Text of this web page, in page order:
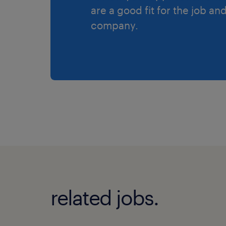
are a good fit for the job
company.
related jobs.